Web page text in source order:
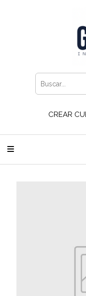
CREAR